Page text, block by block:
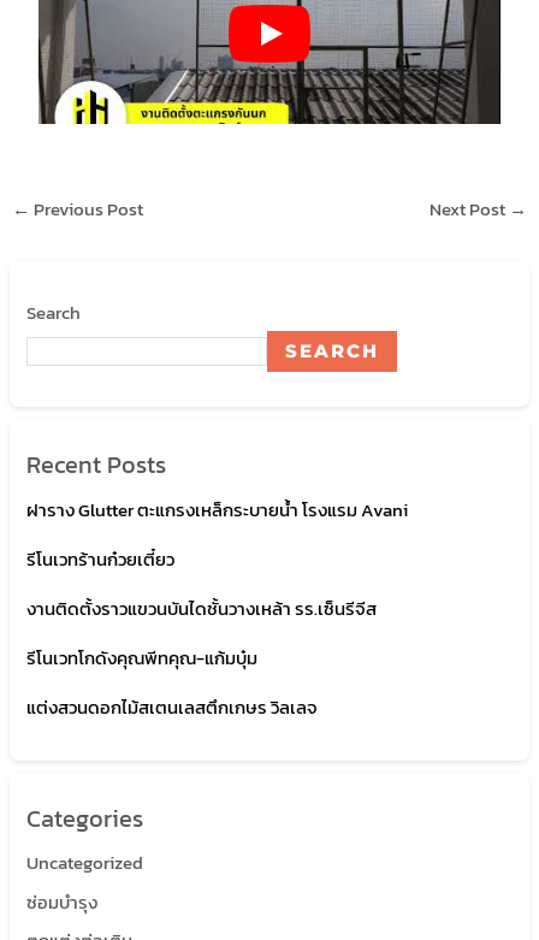
← Previous Post Next Post →
Search
SEARCH
Recent Posts
ฝาราง Glutter ตะแกรงเหล็กระบายน้ำ โรงแรม Avani
รีโนเวทร้านก๋วยเตี๋ยว
งานติดตั้งราวแขวนบันไดชั้นวางเหล้า รร.เซ็นรีจีส
รีโนเวทโกดังคุณพีทคุณ-แก้มบุ๋ม
แต่งสวนดอกไม้สเตนเลสตึกเกษร วิลเลจ
Categories
Uncategorized
ซ่อมบำรุง